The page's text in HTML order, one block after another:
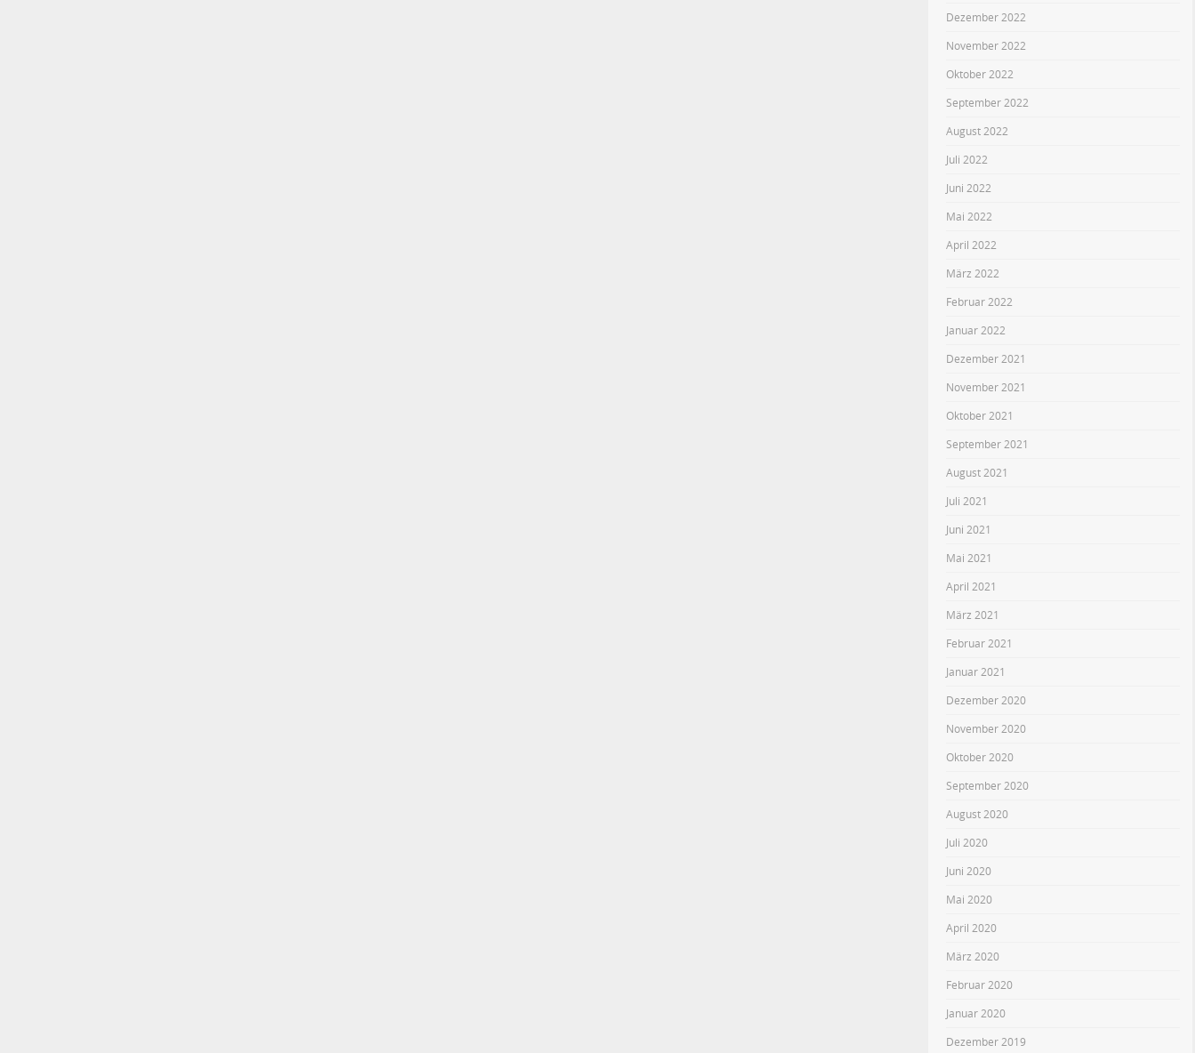
Dezember 2022
November 2022
Oktober 2022
September 2022
August 2022
Juli 2022
Juni 2022
Mai 2022
April 2022
März 2022
Februar 2022
Januar 2022
Dezember 2021
November 2021
Oktober 2021
September 2021
August 2021
Juli 2021
Juni 2021
Mai 2021
April 2021
März 2021
Februar 2021
Januar 2021
Dezember 2020
November 2020
Oktober 2020
September 2020
August 2020
Juli 2020
Juni 2020
Mai 2020
April 2020
März 2020
Februar 2020
Januar 2020
Dezember 2019